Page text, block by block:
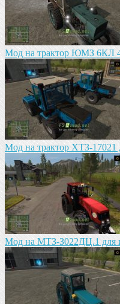
Мод на трактор ЮМЗ 6КЛ
Mод на трактор ХТЗ-17021
Mод на MTЗ-З022ДЦ.1 для